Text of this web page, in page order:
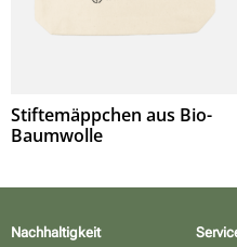
Stiftemäppchen aus Bio-
Baumwolle
Nachhaltigkeit